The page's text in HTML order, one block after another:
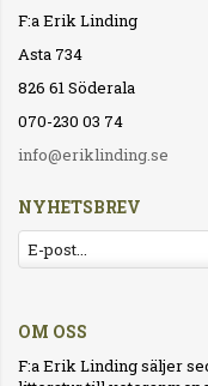
F:a Erik Linding
Asta 734
826 61 Söderala
070-230 03 74
info@eriklinding.se
NYHETSBREV
OM OSS
F:a Erik Linding säljer